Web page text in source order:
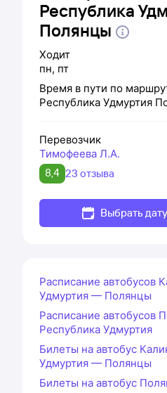
Республика
Полянцы
Ходит
пн, пт
Время в пути по
Республика Удмуртия
Перевозчик
Тимофеева Л.А.
8,4 23 отзыва
Выбрать
Расписание автобусов
Удмуртия — Полянцы
Расписание автобусов
Республика Удмуртия
Билеты на автобус
Удмуртия — Полянцы
Билеты на автобус